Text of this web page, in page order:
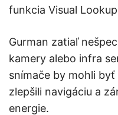
funkcia Visual
Gurman zatiaľ
kamery alebo infra
snímače by mohli
zlepšili navigáciu a
energie.